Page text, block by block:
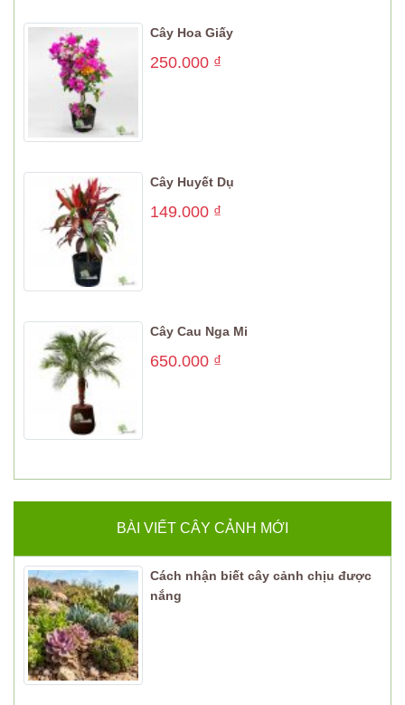
Cây Hoa Giấy
250.000 ₫
Cây Huyết Dụ
149.000 ₫
Cây Cau Nga Mi
650.000 ₫
BÀI VIẾT CÂY CẢNH MỚI
Cách nhận biết cây cảnh chịu được
nắng